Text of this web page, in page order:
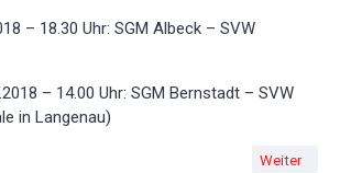
– 18.30 Uhr: SGM Albeck – SVW
– 14.00 Uhr: SGM Bernstadt – SVW
in Langenau)
SV Westerheim B-Junioren mit starker erstenNächster
Weiter